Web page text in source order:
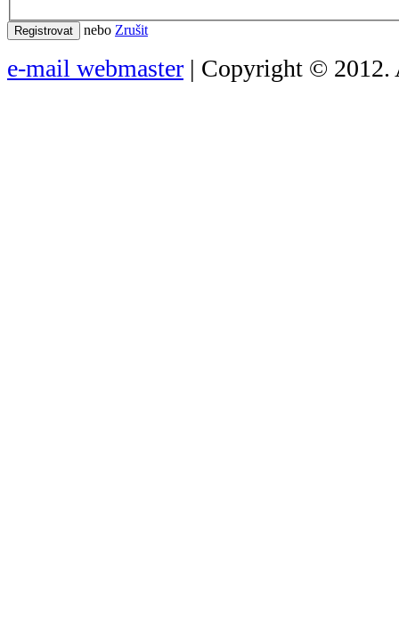
Registrovat nebo Zrušit
e-mail webmaster | Copyright © 2012.